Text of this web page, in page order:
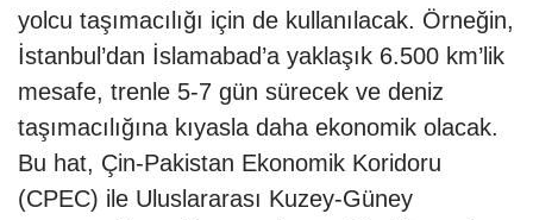
yolcu taşımacılığı için de kullanılacak. Örneğin,
İstanbul’dan İslamabad’a yaklaşık 6.500 km’lik
mesafe, trenle 5-7 gün sürecek ve deniz
taşımacılığına kıyasla daha ekonomik olacak.
Bu hat, Çin-Pakistan Ekonomik Koridoru
(CPEC) ile Uluslararası Kuzey-Güney